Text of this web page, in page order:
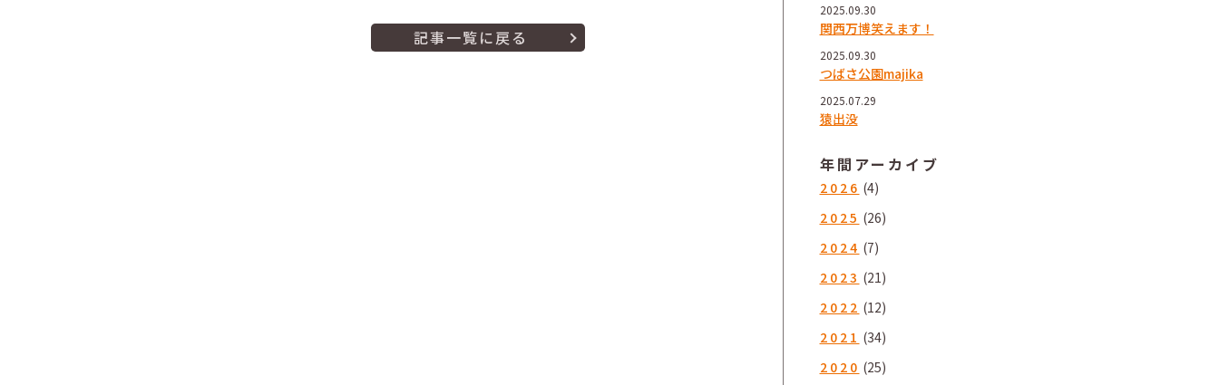
記事一覧に戻る
2025.09.30
関西万博笑えます！
2025.09.30
つばさ公園majika
2025.07.29
猿出没
年間アーカイブ
2026 (4)
2025 (26)
2024 (7)
2023 (21)
2022 (12)
2021 (34)
2020 (25)